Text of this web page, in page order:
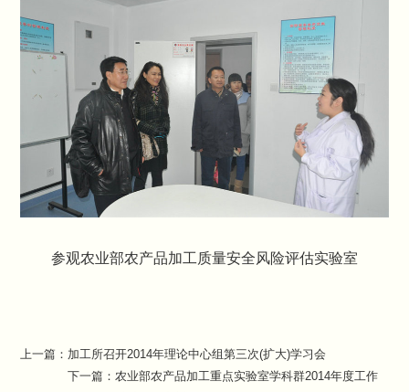
参观农业部农产品加工质量安全风险评估实验室
上一篇： 加工所召开2014年理论中心组第三次(扩大)学习会
下一篇： 农业部农产品加工重点实验室学科群2014年度工作